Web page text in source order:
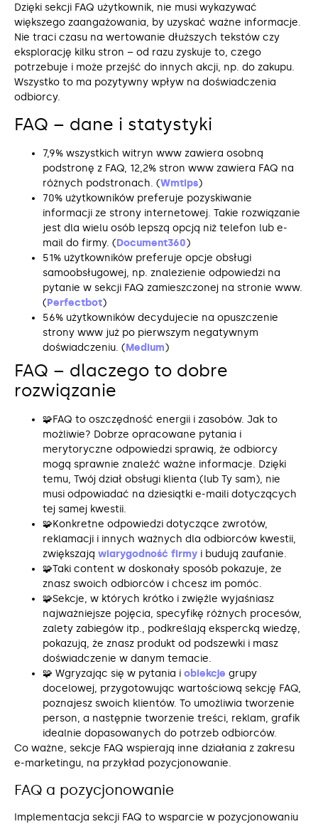
Dzięki sekcji FAQ użytkownik, nie musi wykazywać
większego zaangażowania, by uzyskać ważne informacje.
Nie traci czasu na wertowanie dłuższych tekstów czy
eksplorację kilku stron – od razu zyskuje to, czego
potrzebuje i może przejść do innych akcji, np. do zakupu.
Wszystko to ma pozytywny wpływ na doświadczenia
odbiorcy.
FAQ – dane i statystyki
7,9% wszystkich witryn www zawiera osobną
podstronę z FAQ, 12,2% stron www zawiera FAQ na
różnych podstronach. (Wmtips)
70% użytkowników preferuje pozyskiwanie
informacji ze strony internetowej. Takie rozwiązanie
jest dla wielu osób lepszą opcją niż telefon lub e-
mail do firmy. (Document360)
51% użytkowników preferuje opcje obsługi
samoobsługowej, np. znalezienie odpowiedzi na
pytanie w sekcji FAQ zamieszczonej na stronie www.
(Perfectbot)
56% użytkowników decydujecie na opuszczenie
strony www już po pierwszym negatywnym
doświadczeniu. (Medium)
FAQ – dlaczego to dobre
rozwiązanie
🧩FAQ to oszczędność energii i zasobów. Jak to
możliwie? Dobrze opracowane pytania i
merytoryczne odpowiedzi sprawią, że odbiorcy
mogą sprawnie znaleźć ważne informacje. Dzięki
temu, Twój dział obsługi klienta (lub Ty sam), nie
musi odpowiadać na dziesiątki e-maili dotyczących
tej samej kwestii.
🧩Konkretne odpowiedzi dotyczące zwrotów,
reklamacji i innych ważnych dla odbiorców kwestii,
zwiększają wiarygodność firmy i budują zaufanie.
🧩Taki content w doskonały sposób pokazuje, że
znasz swoich odbiorców i chcesz im pomóc.
🧩Sekcje, w których krótko i zwięźle wyjaśniasz
najważniejsze pojęcia, specyfikę różnych procesów,
zalety zabiegów itp., podkreślają ekspercką wiedzę,
pokazują, że znasz produkt od podszewki i masz
doświadczenie w danym temacie.
🧩 Wgryzając się w pytania i obiekcje grupy
docelowej, przygotowując wartościową sekcję FAQ,
poznajesz swoich klientów. To umożliwia tworzenie
person, a następnie tworzenie treści, reklam, grafik
idealnie dopasowanych do potrzeb odbiorców.
Co ważne, sekcje FAQ wspierają inne działania z zakresu
e-marketingu, na przykład pozycjonowanie.
FAQ a pozycjonowanie
Implementacja sekcji FAQ to wsparcie w pozycjonowaniu